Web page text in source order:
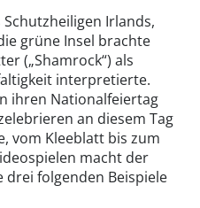
Irlands,
grüne Insel brachte
(„Shamrock“) als
interpretierte.
ihren Nationalfeiertag
an diesem Tag
vom Kleeblatt bis zum
macht der
drei folgenden Beispiele